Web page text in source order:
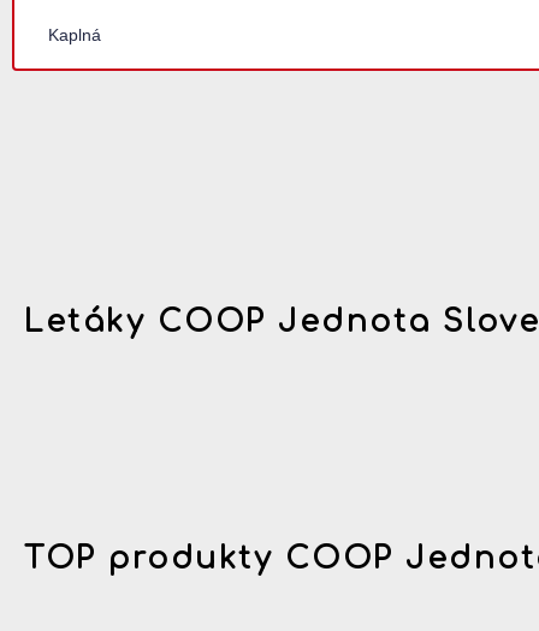
Kaplná
Letáky COOP Jednota
TOP produkty COOP